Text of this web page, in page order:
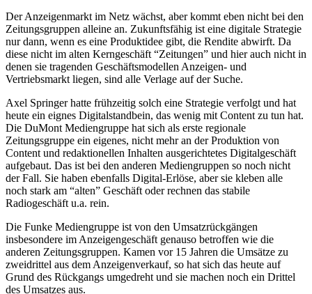
Der Anzeigenmarkt im Netz wächst, aber kommt eben nicht bei den
Zeitungsgruppen alleine an. Zukunftsfähig ist eine digitale Strategie
nur dann, wenn es eine Produktidee gibt, die Rendite abwirft. Da
diese nicht im alten Kerngeschäft “Zeitungen” und hier auch nicht in
denen sie tragenden Geschäftsmodellen Anzeigen- und
Vertriebsmarkt liegen, sind alle Verlage auf der Suche.
Axel Springer hatte frühzeitig solch eine Strategie verfolgt und hat
heute ein eignes Digitalstandbein, das wenig mit Content zu tun hat.
Die DuMont Mediengruppe hat sich als erste regionale
Zeitungsgruppe ein eigenes, nicht mehr an der Produktion von
Content und redaktionellen Inhalten ausgerichtetes Digitalgeschäft
aufgebaut. Das ist bei den anderen Mediengruppen so noch nicht
der Fall. Sie haben ebenfalls Digital-Erlöse, aber sie kleben alle
noch stark am “alten” Geschäft oder rechnen das stabile
Radiogeschäft u.a. rein.
Die Funke Mediengruppe ist von den Umsatzrückgängen
insbesondere im Anzeigengeschäft genauso betroffen wie die
anderen Zeitungsgruppen. Kamen vor 15 Jahren die Umsätze zu
zweidrittel aus dem Anzeigenverkauf, so hat sich das heute auf
Grund des Rückgangs umgedreht und sie machen noch ein Drittel
des Umsatzes aus.